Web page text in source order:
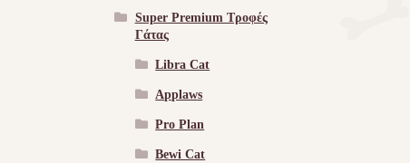
Super Premium Τροφές
Γάτας
Libra Cat
Applaws
Pro Plan
Bewi Cat